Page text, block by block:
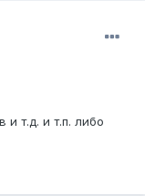
и т.д. и т.п. либо